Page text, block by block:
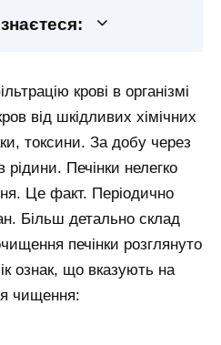
крові в організмі
від шкідливих хімічних
токсини. За добу через
рідини. Печінки нелегко
Це факт. Періодично
Більш детально склад
печінки розглянуто
ознак, що вказують на
чищення: